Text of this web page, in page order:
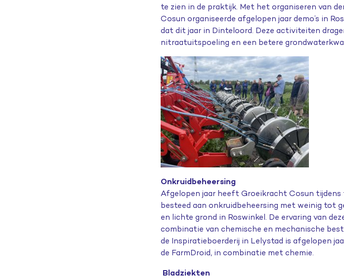
te zien in de praktijk. Met het organiseren van
Cosun organiseerde afgelopenjaar demo’s in
dat dit jaar in Dinteloord. Deze activiteiten
nitraatuitspoeling en een betere
Onkruidbeheersing
Afgelopen jaar heeft Groeikracht Cosun
besteed aan onkruidbeheersing met weinig tot
en lichte grond in Roswinkel. De ervaring van
combinatie van chemische en mechanische
de Inspiratieboerderij in Lelystad is afgelopen
de FarmDroid, in combinatie met chemie.
Bladziekten